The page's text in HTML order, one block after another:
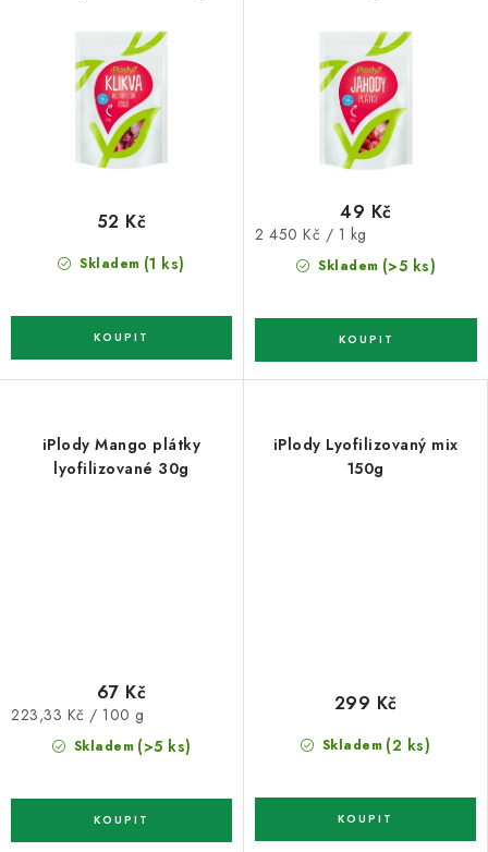
Skladem (1 ks)
52 Kč
Skladem (>5 ks)
49 Kč
Měrná
2 450 Kč / 1 kg
iPlody Mango plátky
lyofilizované 30g
Skladem (>5 ks)
67 Kč
Měrná
223,33 Kč / 100 g
iPlody Lyofilizovaný mix
150g
Skladem (2 ks)
299 Kč